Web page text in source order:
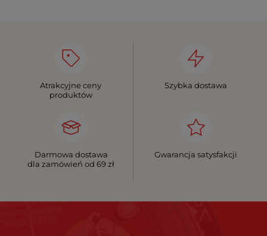
Atrakcyjne ceny
produktów
Szybka dostawa
Darmowa dostawa
dla zamówień od 69 zł
Gwarancja satysfakcji